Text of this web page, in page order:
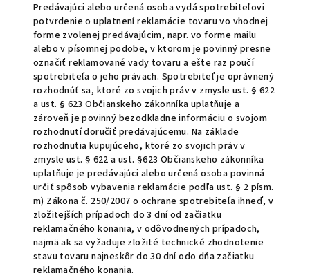
Predávajúci alebo určená osoba vydá spotrebiteľovi
potvrdenie o uplatnení reklamácie tovaru vo vhodnej
forme zvolenej predávajúcim, napr. vo forme mailu
alebo v písomnej podobe, v ktorom je povinný presne
označiť reklamované vady tovaru a ešte raz poučí
spotrebiteľa o jeho právach. Spotrebiteľ je oprávnený
rozhodnúť sa, ktoré zo svojich práv v zmysle ust. § 622
a ust. § 623 Občianskeho zákonníka uplatňuje a
zároveň je povinný bezodkladne informáciu o svojom
rozhodnutí doručiť predávajúcemu. Na základe
rozhodnutia kupujúceho, ktoré zo svojich práv v
zmysle ust. § 622 a ust. §623 Občianskeho zákonníka
uplatňuje je predávajúci alebo určená osoba povinná
určiť spôsob vybavenia reklamácie podľa ust. § 2 písm.
m) Zákona č. 250/2007 o ochrane spotrebiteľa ihneď, v
zložitejších prípadoch do 3 dní od začiatku
reklamačného konania, v odôvodnených prípadoch,
najmä ak sa vyžaduje zložité technické zhodnotenie
stavu tovaru najneskôr do 30 dní odo dňa začiatku
reklamačného konania.